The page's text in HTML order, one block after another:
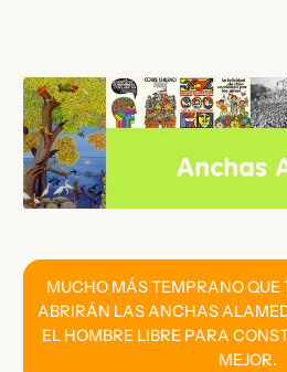
contenido
MUCHO MÁS TEMPRANO QUE
ABRIRÁN LAS ANCHAS
EL HOMBRE LIBRE PARA
MEJOR.